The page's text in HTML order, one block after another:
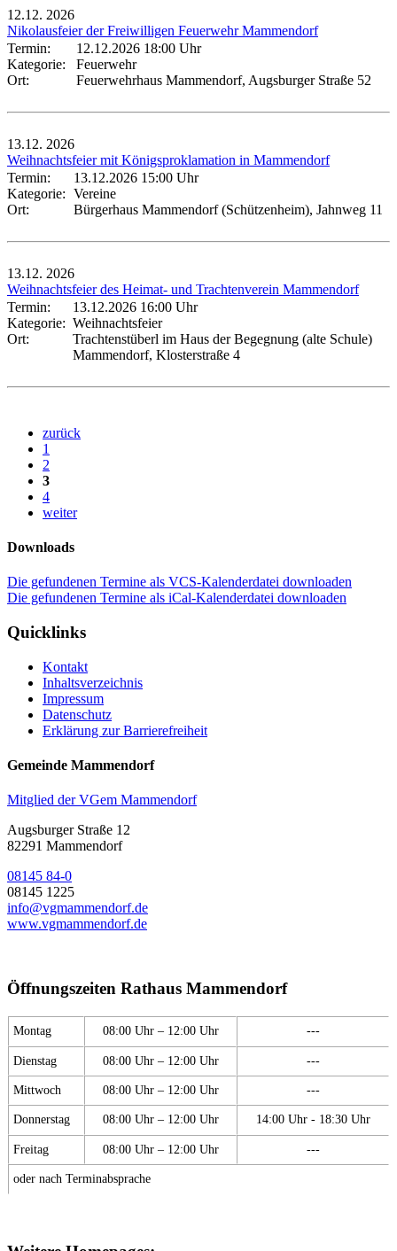
12.12. 2026
Nikolausfeier der Freiwilligen Feuerwehr Mammendorf
Termin:
12.12.2026 18:00 Uhr
Kategorie:
Feuerwehr
Ort:
Feuerwehrhaus Mammendorf, Augsburger Straße 52
13.12. 2026
Weihnachtsfeier mit Königsproklamation in Mammendorf
Termin:
13.12.2026 15:00 Uhr
Kategorie: Vereine
Ort:
Bürgerhaus Mammendorf (Schützenheim), Jahnweg 11
13.12. 2026
Weihnachtsfeier des Heimat- und Trachtenverein Mammendorf
Termin:
13.12.2026 16:00 Uhr
Kategorie: Weihnachtsfeier
Ort:
Trachtenstüberl im Haus der Begegnung (alte Schule)
Mammendorf, Klosterstraße 4
zurück
1
2
3
4
weiter
Downloads
Die gefundenen Termine als VCS-Kalenderdatei downloaden
Die gefundenen Termine als iCal-Kalenderdatei downloaden
Quicklinks
Kontakt
Inhaltsverzeichnis
Impressum
Datenschutz
Erklärung zur Barrierefreiheit
Gemeinde Mammendorf
Mitglied der VGem Mammendorf
Augsburger Straße 12
82291 Mammendorf
08145 84-0
08145 1225
info@vgmammendorf.de
www.vgmammendorf.de
Öffnungszeiten Rathaus Mammendorf
Montag 08:00 Uhr – 12:00 Uhr ---
Dienstag 08:00 Uhr – 12:00 Uhr ---
Mittwoch 08:00 Uhr – 12:00 Uhr ---
Donnerstag 08:00 Uhr – 12:00 Uhr 14:00 Uhr - 18:30 Uhr
Freitag 08:00 Uhr – 12:00 Uhr ---
oder nach Terminabsprache